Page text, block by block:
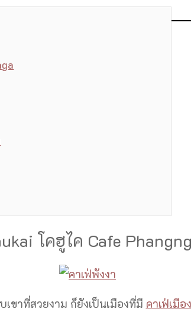
โคฮูไค Cafe
ขาที่สวยงาม ก็ยังเป็นเมืองที่มี คาเฟ่เมือ